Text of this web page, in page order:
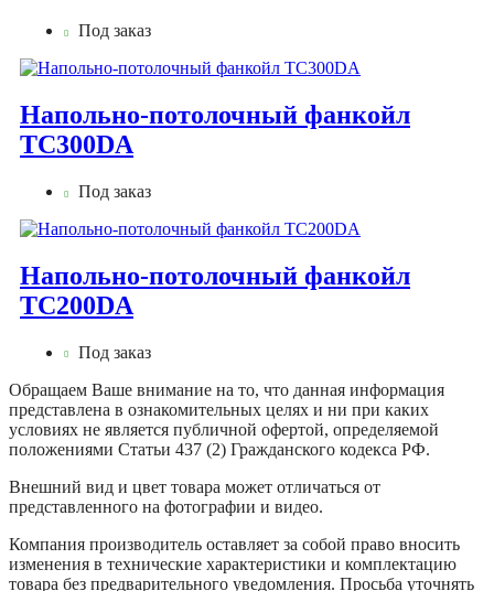
Под заказ
Напольно-потолочный фанкойл
TC300DA
Под заказ
Напольно-потолочный фанкойл
TC200DA
Под заказ
Обращаем Ваше внимание на то, что данная информация
представлена в ознакомительных целях и ни при каких
условиях не является публичной офертой, определяемой
положениями Статьи 437 (2) Гражданского кодекса РФ.
Внешний вид и цвет товара может отличаться от
представленного на фотографии и видео.
Компания производитель оставляет за собой право вносить
изменения в технические характеристики и комплектацию
товара без предварительного уведомления. Просьба уточнять